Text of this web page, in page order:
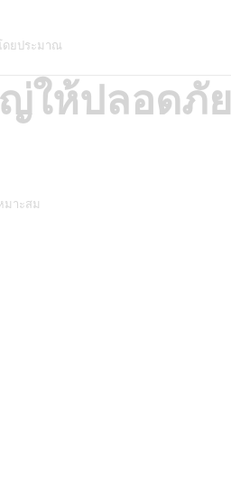
ดยประมาณ
ให้ปลอดภัย
มาะสม